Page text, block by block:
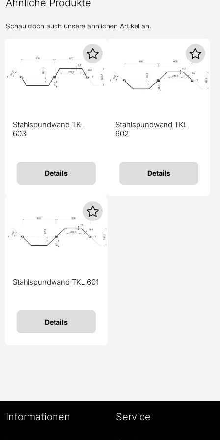
Ähnliche Produkte
Schau doch auch unsere ähnlichen Artikel an.
Stahlspundwand TKL
603
Details
Stahlspundwand TKL
602
Details
Stahlspundwand TKL 601
Details
Informationen Service